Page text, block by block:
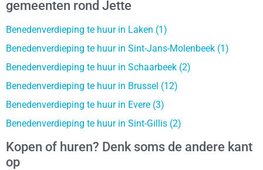
gemeenten rond Jette
Benedenverdieping te huur in Laken (1)
Benedenverdieping te huur in Sint-Jans-Molenbeek (1)
Benedenverdieping te huur in Schaarbeek (2)
Benedenverdieping te huur in Brussel (12)
Benedenverdieping te huur in Evere (3)
Benedenverdieping te huur in Sint-Gillis (2)
Kopen of huren? Denk soms de andere kant
op